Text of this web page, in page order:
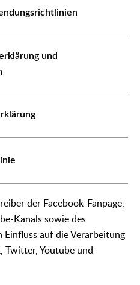
und
der Facebook-Fanpage,
Kanals sowie des
Einfluss auf die Verarbeitung
Twitter, Youtube und